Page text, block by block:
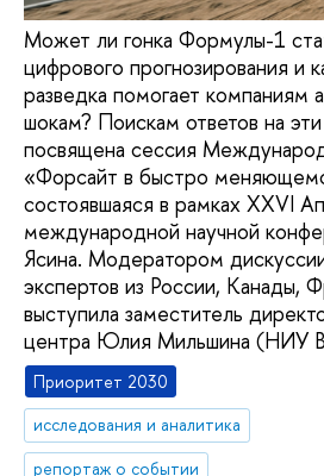
Может ли гонка Формулы-1
цифрового прогнозирования и
разведка помогает компаниям
шокам? Поискам ответов на
посвящена сессия
«Форсайт в быстро
состоявшаяся в рамках XXVI
международной научной
Ясина. Модератором
экспертов из России, Канады,
выступила заместитель
центра Юлия Мильшина
Приоритет 2030
исследования и аналитика
репортаж о событии